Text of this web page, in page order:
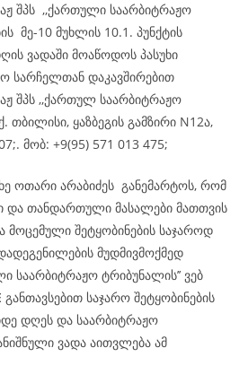
შპს ,,ქართული საარბიტრაჟო
მე-10 მუხლის 10.1. პუნქტის
ვადაში მოაწოდოს პასუხი
სარჩელთან დაკავშირებით
შპს ,,ქართულ საარბიტრაჟო
თბილისი, ყაზბეგის გამზირი N12ა,
მობ: +9(95) 571 013 475;
ოთარი არაბიძეს განემარტოს, რომ
და თანდართული მასალები მათთვის
შეტყობინების საჯაროდ
მუდმივმოქმედ
საარბიტრაჟო ტრიბუნალის’’ ვებ
განთავსებით საჯარო შეტყობინების
დღეს და საარბიტრაჟო
ვადა აითვლება ამ